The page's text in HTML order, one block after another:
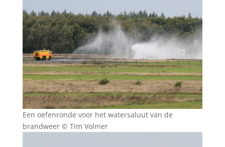
Een oefenronde voor het watersaluut van de
brandweer © Tim Volmer